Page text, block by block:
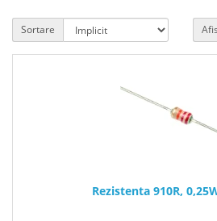
Sortare
Rezistenta 910R,